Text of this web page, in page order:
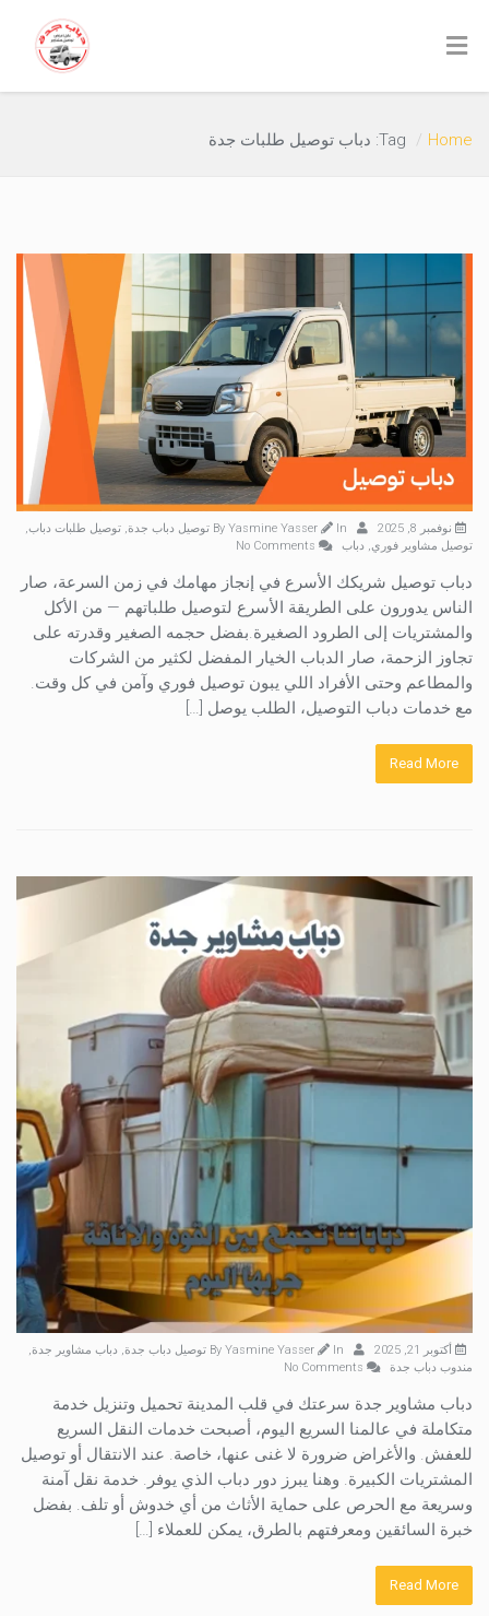
Home Tag: دباب توصيل طلبات جدة
نوفمبر 8, 2025 Yasmine Yasser In توصيل دباب جدة, توصيل طلبات دباب,
توصيل مشاوير فوري, دباب
دباب توصيل شريكك الأسرع في إنجاز مهامك في زمن السرعة، صار
الناس يدورون على الطريقة الأسرع لتوصيل طلباتهم — من الأكل
والمشتريات إلى الطرود الصغيرة.بفضل حجمه الصغير وقدرته على
تجاوز الزحمة، صار الدباب الخيار المفضل لكثير من الشركات
والمطاعم وحتى الأفراد اللي يبون توصيل فوري وآمن في كل وقت.
مع خدمات دباب التوصيل، الطلب يوصل […]
Read More
أكتوبر 21, 2025 Yasmine Yasser In توصيل دباب جدة, دباب مشاوير جدة,
مندوب دباب جدة
دباب مشاوير جدة سرعتك في قلب المدينة تحميل وتنزيل خدمة
متكاملة في عالمنا السريع اليوم، أصبحت خدمات النقل السريع
للعفش. والأغراض ضرورة لا غنى عنها، خاصة. عند الانتقال أو توصيل
المشتريات الكبيرة. وهنا يبرز دور دباب الذي يوفر. خدمة نقل آمنة
وسريعة مع الحرص على حماية الأثاث من أي خدوش أو تلف. بفضل
خبرة السائقين ومعرفتهم بالطرق، يمكن للعملاء […]
Read More